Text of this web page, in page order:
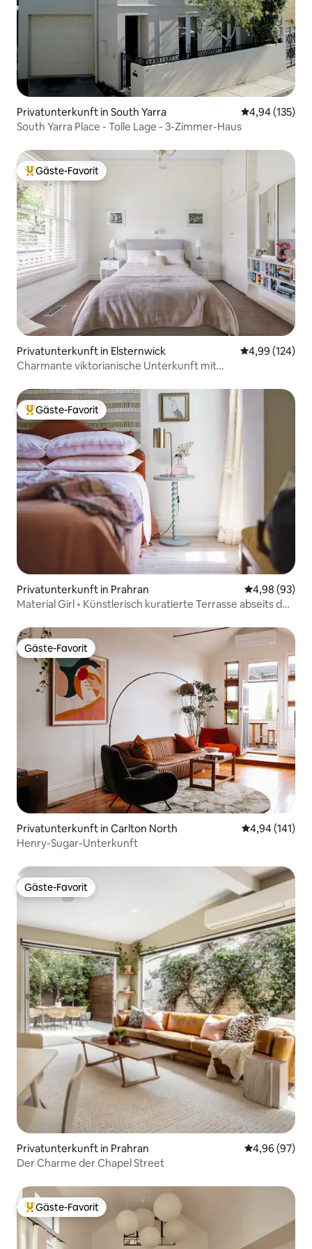
Privatunterkunft in South Yarra
4,94 (135)
South Yarra Place - Tolle Lage - 3-Zimmer-Haus
Beliebter Gäste-Favorit.
Gäste-Favorit
Privatunterkunft in Elsternwick
4,99 (124)
Charmante viktorianische Unterkunft mit
Beliebter Gäste-Favorit.
Gäste-Favorit
Privatunterkunft in Prahran
4,98 (93)
Material Girl • Künstlerisch kuratierte Terrasse abseits der
Gäste-Favorit
Gäste-Favorit
Privatunterkunft in Carlton North
4,94 (141)
Henry-Sugar-Unterkunft
Gäste-Favorit
Gäste-Favorit
Privatunterkunft in Prahran
4,96 (97)
Der Charme der Chapel Street
Beliebter Gäste-Favorit.
Gäste-Favorit